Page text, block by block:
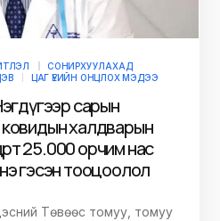
СОНИРХУУЛАХАД
ЦАГ ҮЕИЙН ОНЦЛОХ МЭДЭЭ
сарын
халдварын
25.000 орчим нас
гэсэн тооцоолол
Төвөөс томуу, томуу